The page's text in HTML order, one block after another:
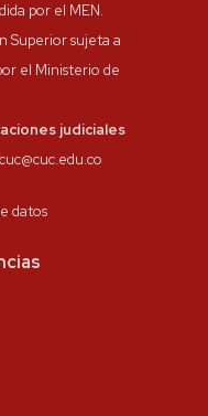
por el MEN.
Superior sujeta a
el Ministerio de
judiciales
datos